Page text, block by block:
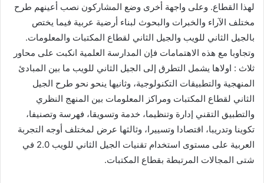
لهذا القطاع. وعلى واجهة أخرى وضع المشاركون نصب أعينهم طرح
مختلف الآراء والخبرات والبحوث لبناء أرضية عربية فيما يختص
بالجيل الثاني للويب والجيل الثاني لقطاع المكتبات والمعلومات.
وتجاوبا مع هذه الاهتمامات فإن المدارسة العلمية انكبت على محاور
ثلاث : اولاها يشمل التطرق إلى الجيل الثاني للويب ما بين المبادئ
المنهجية والتطبيقات التكنولوجية، وثانيها ينحو نحو طرح الجيل
الثاني لقطاع المكتبات ومراكز المعلومات بين المنهج النظري
والتطبيق التقني إدارة وتنظيما، خدمة وتسويقا، فهرسة وتصنيفا،
تكوينا وتدريبا، اقتصادا وتسييرا، وثالثها عرض لمختلف أوجه التجربة
العربية على مستوى استخدام تقنيات الجيل الثاني للويب 2.0 في
شتى المجالات المرتبطة بقطاع المكتبات.